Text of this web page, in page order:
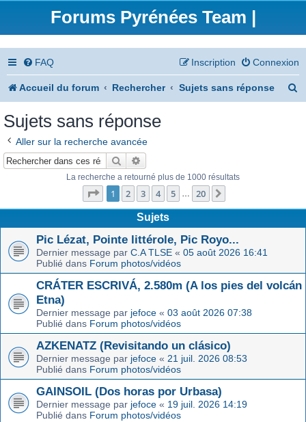
Forums Pyrénées Team |
FAQ Connexion
Inscription
Accueil du forum Rechercher Sujets sans réponse
Sujets sans réponse
Aller sur la recherche avancée
Rechercher
La recherche a retourné plus de 1000 résultats
Page 1sur20
1 2 3 4 5 … 20
Sujets
Pic Lézat, Pointe littérole, Pic Royo...
Dernier message par C.A TLSE « 05 août 2026 16:41
Publié dans Forum photos/vidéos
CRÁTER ESCRIVÁ, 2.580m (A los pies del volcán
Etna)
Dernier message par jefoce « 03 août 2026 07:38
Publié dans Forum photos/vidéos
AZKENATZ (Revisitando un clásico)
Dernier message par jefoce « 21 juil. 2026 08:53
Publié dans Forum photos/vidéos
GAINSOIL (Dos horas por Urbasa)
Dernier message par jefoce « 19 juil. 2026 14:19
Publié dans Forum photos/vidéos